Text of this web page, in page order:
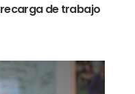
de trabajo